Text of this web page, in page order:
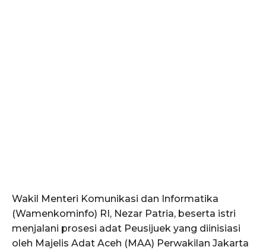
Wakil Menteri Komunikasi dan Informatika
(Wamenkominfo) RI, Nezar Patria, beserta istri
menjalani prosesi adat Peusijuek yang diinisiasi
oleh Majelis Adat Aceh (MAA) Perwakilan Jakarta